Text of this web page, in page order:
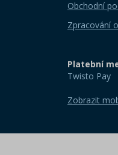
Obchodní
Zpracování
Platební
Twisto Pay
Zobrazit